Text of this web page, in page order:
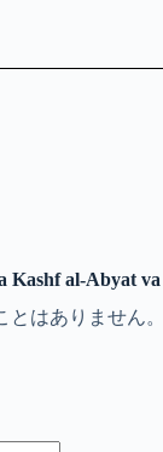
Kashf al-Abyat
はありません。